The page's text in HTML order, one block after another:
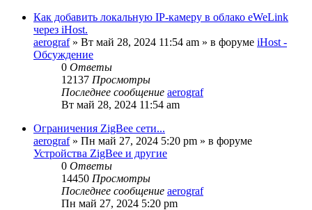
Как добавить локальную IP-камеру в облако eWeLink
через iHost.
aerograf» Вт май 28, 2024 11:54 am » в форуме iHost -
Обсуждение
0 Ответы
12137 Просмотры
Последнее сообщение aerograf
Вт май 28, 2024 11:54 am
Ограничения ZigBee сети...
aerograf» Пн май 27, 2024 5:20 pm » в форуме
Устройства ZigBee и другие
0 Ответы
14450 Просмотры
Последнее сообщение aerograf
Пн май 27, 2024 5:20 pm